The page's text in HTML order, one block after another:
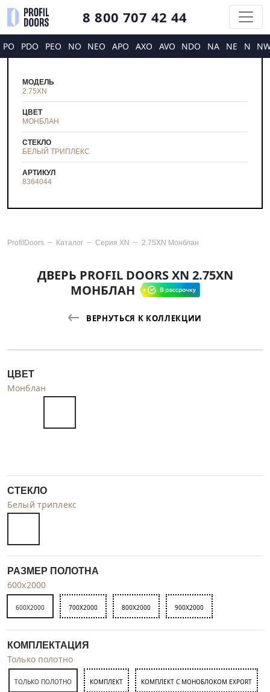
8 800 707 42 44
PO PDO PEO NO NEO APO AXO AVO NDO NA NE N
МОДЕЛЬ
2.75XN
ЦВЕТ
МОНБЛАН
СТЕКЛО
БЕЛЫЙ ТРИПЛЕКС
АРТИКУЛ
8364044
ProfilDoors Каталог Серия XN 2.75XN Монблан
ДВЕРЬ PROFIL DOORS XN 2.75XN
МОНБЛАН
ВЕРНУТЬСЯ К КОЛЛЕКЦИИ
ЦВЕТ
Монблан
СТЕКЛО
Белый триплекс
РАЗМЕР ПОЛОТНА
600x2000
600X2000 700X2000 800X2000 900X2000
КОМПЛЕКТАЦИЯ
Только полотно
ТОЛЬКО ПОЛОТНО КОМПЛЕКТ КОМПЛЕКТ С МОНОБЛОКОМ EXPORT